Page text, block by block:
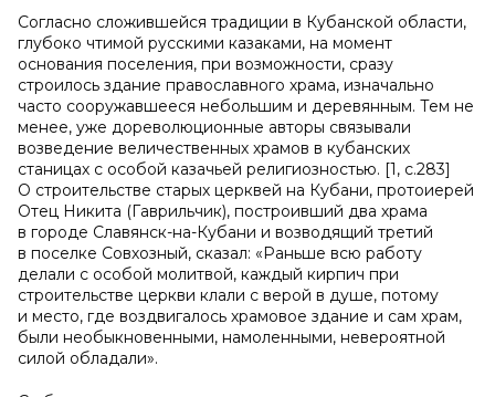
Согласно сложившейся традиции в Кубанской области,
глубоко чтимой русскими казаками, на момент
основания поселения, при возможности, сразу
строилось здание православного храма, изначально
часто сооружавшееся небольшим и деревянным. Тем не
менее, уже дореволюционные авторы связывали
возведение величественных храмов в кубанских
станицах с особой казачьей религиозностью. [1, с.283]
О строительстве старых церквей на Кубани, протоиерей
Отец Никита (Гаврильчик), построивший два храма
в городе Славянск-на-Кубани и возводящий третий
в поселке Совхозный, сказал: «Раньше всю работу
делали с особой молитвой, каждый кирпич при
строительстве церкви клали с верой в душе, потому
и место, где воздвигалось храмовое здание и сам храм,
были необыкновенными, намоленными, невероятной
силой обладали».